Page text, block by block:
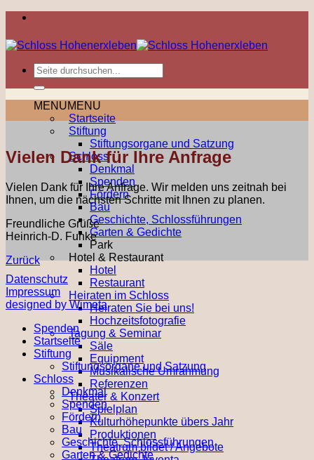
Zum
springen
MENUMENU
Startseite
Stiftung
Stiftungsorgane und Satzung
Schloss
Denkmal
Spenden
Fördern
Bau
Geschichte, Schlossführungen
Garten & Gedichte
Park
Hotel & Restaurant
Hotel
Restaurant
Heiraten im Schloss
Heiraten Sie bei uns!
Hochzeitsfotografie
Tagung & Seminar
Säle
Equipment
Musikalische Umrahmung
Referenzen
Theater & Konzert
Spielplan
Kulturhöhepunkte übers Jahr
Produktionen
Theatrum bildet / Angebote
Vielen Dank für Ihre Anfrage
Vielen Dank für Ihre Anfrage. Wir melden uns zeitnah bei
Ihnen, um die nächsten Schritte mit Ihnen zu planen.
Freundliche Grüße
Heinrich-D. Funke
Zurück
Datenschutz
Impressum
designed by Wimeta
Spenden
Startseite
Stiftung
Stiftungsorgane und Satzung
Schloss
Denkmal
Spenden
Fördern
Bau
Geschichte, Schlossführungen
Garten & Gedichte